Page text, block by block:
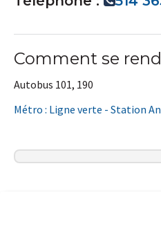
Comment se
Autobus 101, 190
Métro : Ligne verte - Station